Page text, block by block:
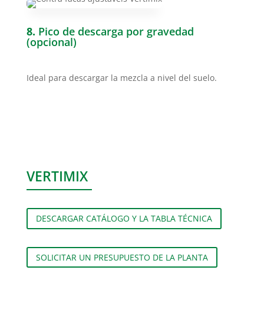
8. Pico de descarga por gravedad
(opcional)
Ideal para descargar la mezcla a nivel del suelo.
VERTIMIX
DESCARGAR CATÁLOGO Y LA TABLA TÉCNICA
SOLICITAR UN PRESUPUESTO DE LA PLANTA